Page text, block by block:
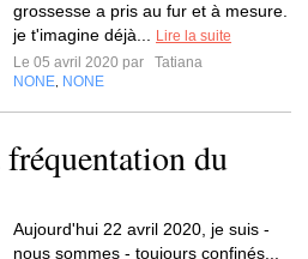
grossesse a pris au fur et à mesure.
je t'imagine déjà...
Lire la suite
Le 05 avril 2020 par
Tatiana
NONE NONE
du
Aujourd'hui 22 avril 2020, je suis -
nous sommes - toujours confinés...